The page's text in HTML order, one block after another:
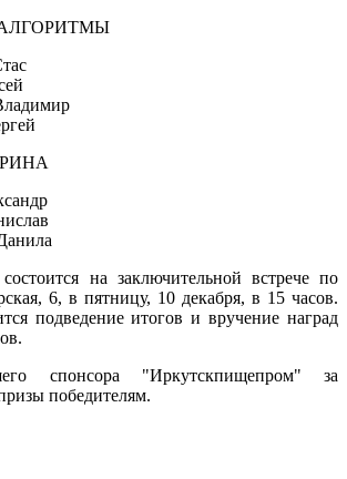
на заключительной встрече по
6, в пятницу, 10 декабря, в 15 часов.
подведение итогов и вручение наград
спонсора "Иркутскпищепром" за
победителям.